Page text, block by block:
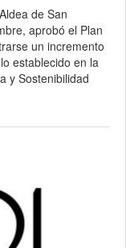
de San
aprobó el Plan
un incremento
establecido en la
y Sostenibilidad